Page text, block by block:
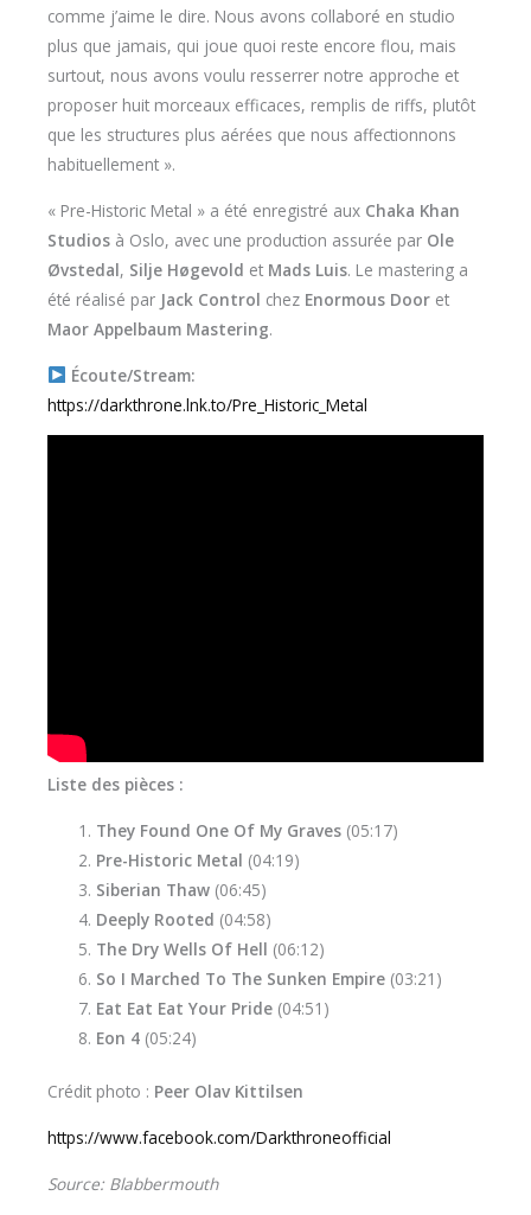
comme j’aime le dire. Nous avons collaboré en studio
plus que jamais, qui joue quoi reste encore flou, mais
surtout, nous avons voulu resserrer notre approche et
proposer huit morceaux efficaces, remplis de riffs, plutôt
que les structures plus aérées que nous affectionnons
habituellement ».
« Pre-Historic Metal » a été enregistré aux Chaka Khan
Studios à Oslo, avec une production assurée par Ole
Øvstedal, Silje Høgevold et Mads Luis. Le mastering a
été réalisé par Jack Control chez Enormous Door et
Maor Appelbaum Mastering.
Écoute/Stream:
https://darkthrone.lnk.to/Pre_Historic_Metal
Liste des pièces :
They Found One Of My Graves (05:17)
Pre-Historic Metal (04:19)
Siberian Thaw (06:45)
Deeply Rooted (04:58)
The Dry Wells Of Hell (06:12)
So I Marched To The Sunken Empire (03:21)
Eat Eat Eat Your Pride (04:51)
Eon 4 (05:24)
Crédit photo : Peer Olav Kittilsen
https://www.facebook.com/Darkthroneofficial
Source: Blabbermouth